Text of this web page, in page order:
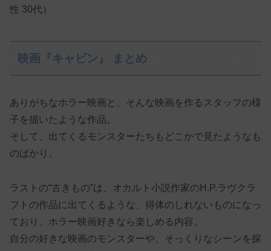
性 30代）
映画『キャビン』 まとめ
ありがちなホラー映画と、そんな映画を作るスタッフの様
子を描いたような作品。
そして、出てくるモンスターたちもどこかで見たようなも
のばかり。
ラストの“古きもの”は、オカルト小説作家のH.P.ラヴクラ
フトの作品に出てくるような、得体のしれないものになっ
ており、ホラー映画好きなら楽しめる内容。
自分の好きな映画のモンスターや、そっくりなシーンを探